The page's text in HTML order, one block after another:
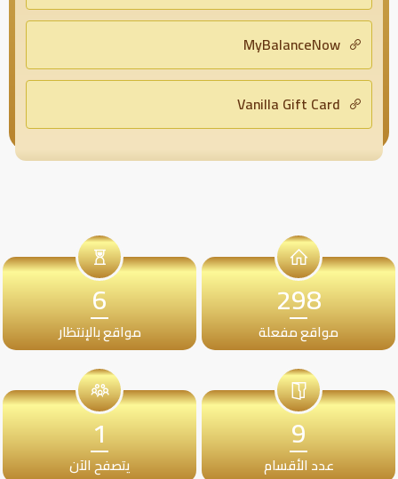
MyBalanceNow
Vanilla Gift Card
298
مواقع مفعلة
6
مواقع بالإنتظار
9
عدد الأقسام
1
يتصفح الآن